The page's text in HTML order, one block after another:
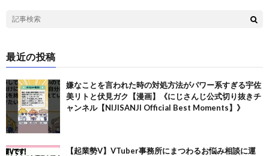
最近の投稿
嫌なことを言われた時の対処方法がパワー系すぎる宇佐
美リトと伏見ガク【漫画】《にじさんじ公式切り抜きチ
ャンネル【NIJISANJI Official Best Moments】》
【起業勢V】VTuber事務所にまつわるお悩み相談に運